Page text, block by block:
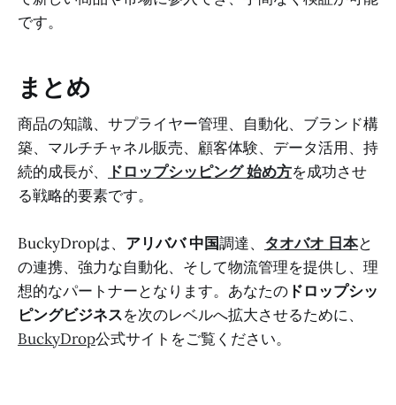
です。
まとめ
商品の知識、サプライヤー管理、自動化、ブランド構
築、マルチチャネル販売、顧客体験、データ活用、持
続的成長が、
ドロップシッピング 始め方を成功させ
る戦略的要素です。
BuckyDropは、 アリババ 中国調達、 タオバオ 日本と
の連携、強力な自動化、そして物流管理を提供し、理
想的なパートナーとなります。あなたの ドロップシッ
ピングビジネスを次のレベルへ拡大させるために、
BuckyDrop公式サイトをご覧ください。